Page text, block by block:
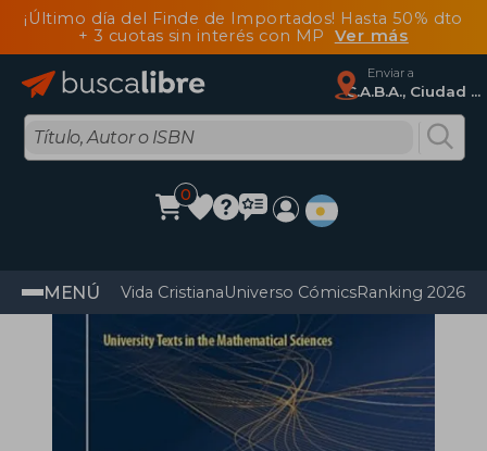
¡Último día del Finde de Importados! Hasta 50% dto
+ 3 cuotas sin interés con MP Ver más
Enviar a
C.A.B.A., Ciudad Autónoma De Buenos Aires
0
MENÚ Vida CristianaUniverso CómicsRanking 2026